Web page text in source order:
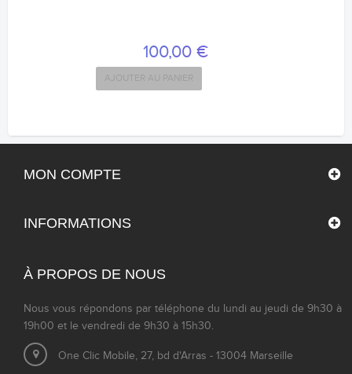
100,00 €
AJOUTER AU PANIER
MON COMPTE
INFORMATIONS
À PROPOS DE NOUS
Nous vous répondons par téléphone du lundi au jeudi de 9h30 à
19h00 et le vendredi de 9h30 à 15h30.
One Clic Mobile, 27, bd d'Arras - 13004 Marseille